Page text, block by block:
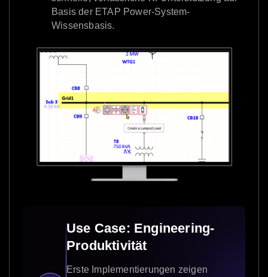
Use Case: Engineering-
Produktivität
Erste Implementierungen zeigen
Basis der ETAP Power-System-
Wissensbasis.